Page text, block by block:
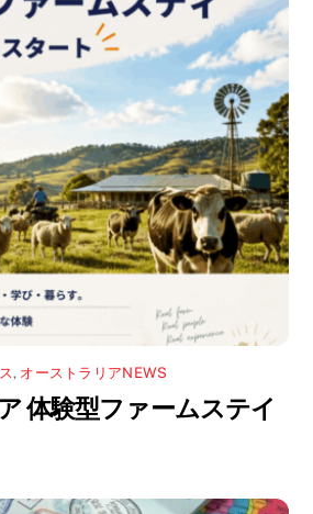
, オーストラリアNEWS
体験型ファームステイ